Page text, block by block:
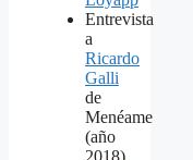
Entrevista
a
Ricardo
Galli
de
Menéame
(año